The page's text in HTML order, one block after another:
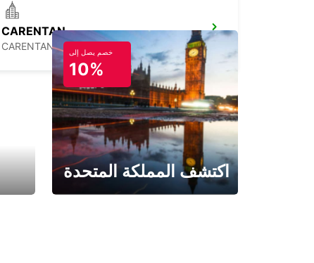
CARENTAN
CARENTAN - FRANCE
خصم يصل إلى
10%
اكتشف المملكة المتحدة